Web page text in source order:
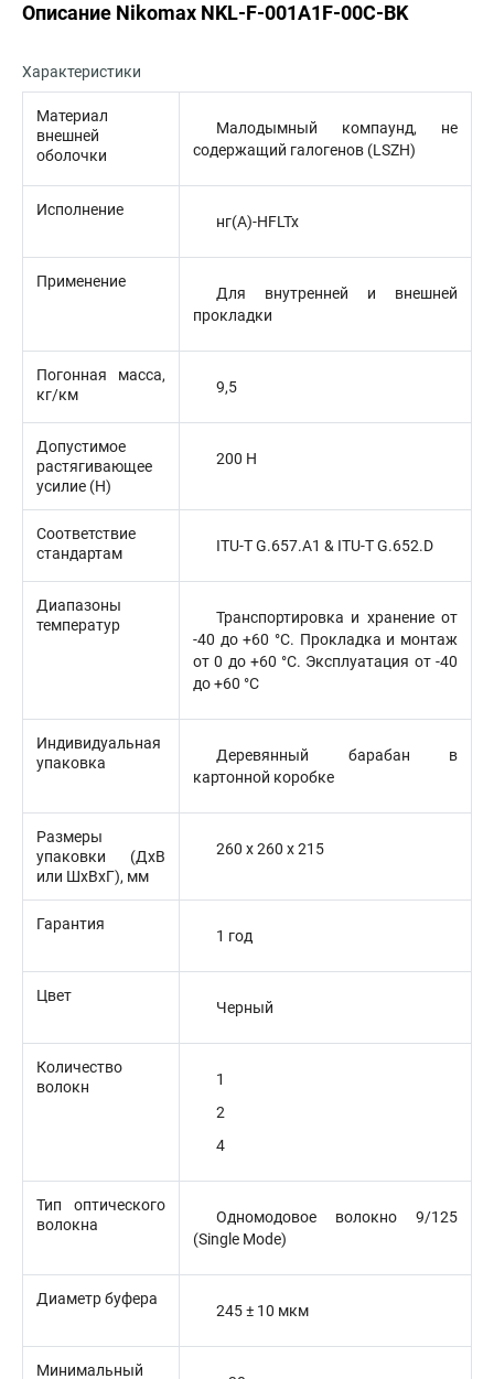
Описание Nikomax NKL-F-001A1F-00C-BK
Характеристики
Материал
внешней
оболочки
Малодымный компаунд, не
содержащий галогенов (LSZH)
Исполнение
нг(A)-HFLTx
Применение
Для внутренней и внешней
прокладки
Погонная масса,
кг/км
9,5
Допустимое
растягивающее
усилие (H)
200 Н
Соответствие
стандартам
ITU-T G.657.A1 & ITU-T G.652.D
Диапазоны
температур
Транспортировка и хранение от
-40 до +60 °C. Прокладка и монтаж
от 0 до +60 °C. Эксплуатация от -40
до +60 °C
Индивидуальная
упаковка
Деревянный барабан в
картонной коробке
Размеры
упаковки (ДхВ
или ШхВхГ), мм
260 х 260 х 215
Гарантия
1 год
Цвет
Черный
Количество
волокн
1
2
4
Тип оптического
волокна
Одномодовое волокно 9/125
(Single Mode)
Диаметр буфера
245 ± 10 мкм
Минимальный